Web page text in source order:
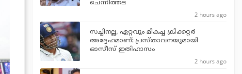
ചെന്നിത്തല
2 hours ago
സച്ചിനല്ല, ഏറ്റവും മികച്ച ക്രിക്കറ്റര്‍
അദ്ദേഹമാണ്: പ്രസ്താവനയുമായി
ഓസീസ് ഇതിഹാസം
2 hours ago